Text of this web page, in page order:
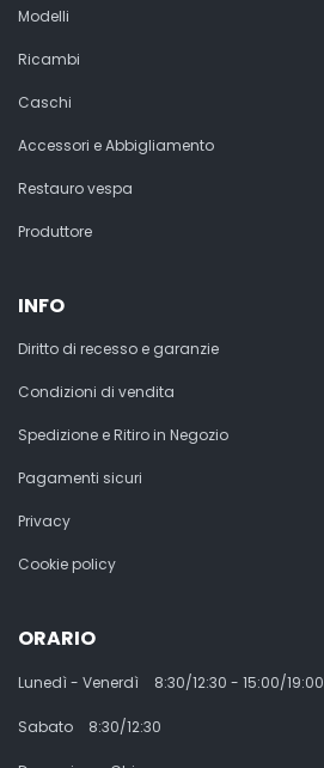
Modelli
Ricambi
Caschi
Accessori e Abbigliamento
Restauro vespa
Produttore
INFO
Diritto di recesso e garanzie
Condizioni di vendita
Spedizione e Ritiro in Negozio
Pagamenti sicuri
Privacy
Cookie policy
ORARIO
Lunedì - Venerdì 8:30/12:30 - 15:00/19:00
Sabato 8:30/12:30